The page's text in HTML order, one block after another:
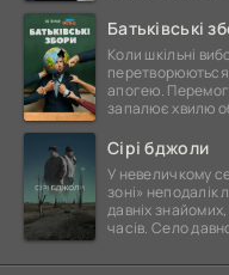
Батьківські
Коли шкільні
апогею.
запалює хвилю
Сірі бджоли
У невеличкому
зоні» неподалік
давніх
часів. Село